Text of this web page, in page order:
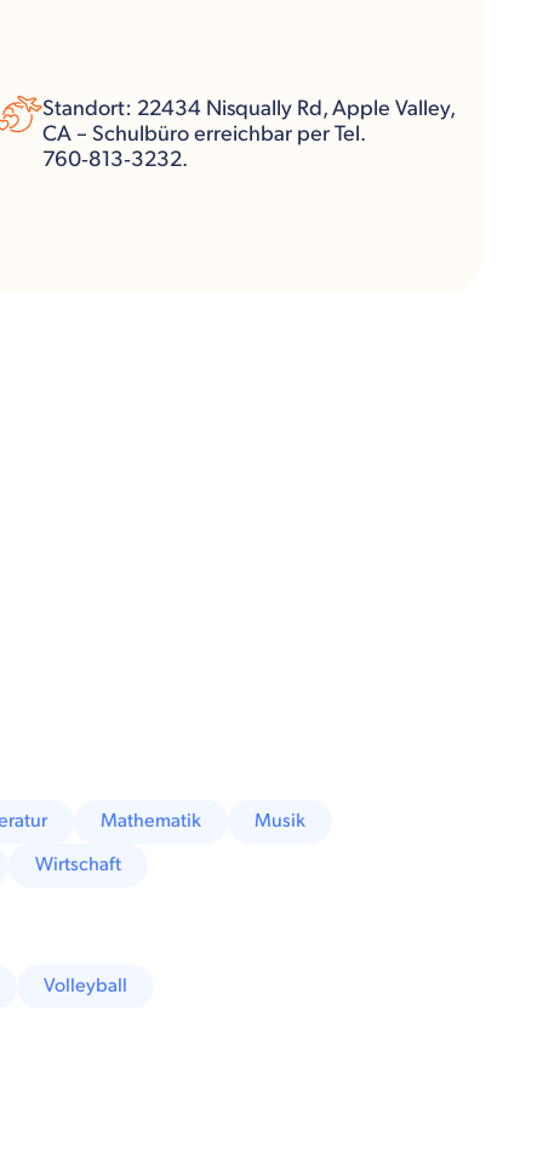
Standort: 22434 Nisqually Rd, Apple Valley,
CA – Schulbüro erreichbar per Tel.
760‑813‑3232.
Mathematik
Musik
Wirtschaft
Volleyball